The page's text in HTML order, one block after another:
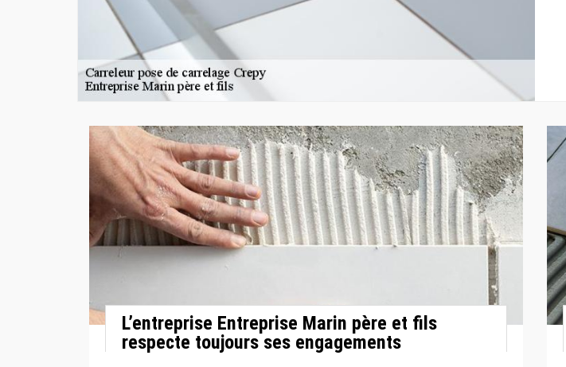
L’entreprise Entreprise Marin père et fils
respecte toujours ses engagements